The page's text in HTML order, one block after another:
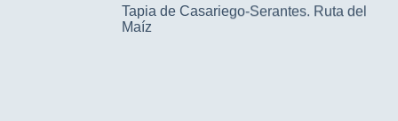
Tapia de Casariego-Serantes. Ruta del
Maíz